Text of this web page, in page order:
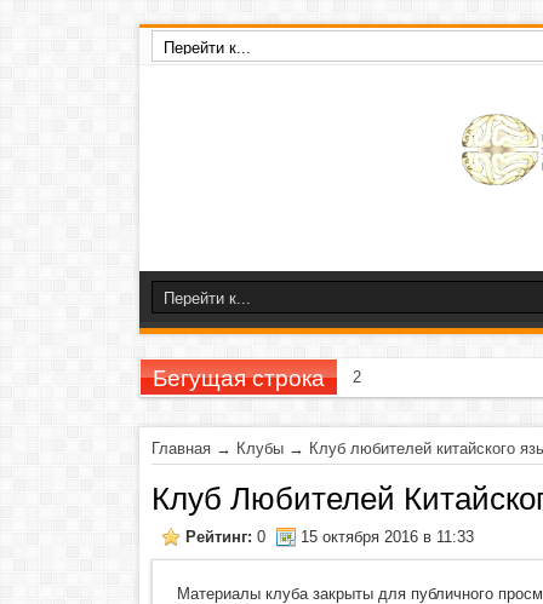
Бегущая строка 23-26 ноября 2020 г
Главная → Клубы → Клуб любителей китайского
Клуб Любителей
Рейтинг: 0 15 октября 2016 в 11:33
Материалы клуба закрыты для публичного